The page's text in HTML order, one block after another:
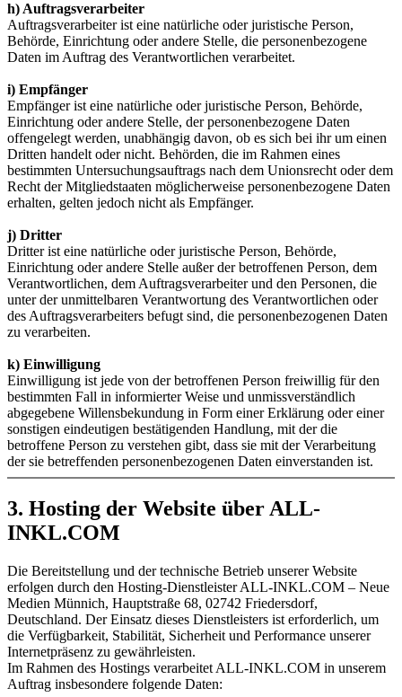
h) Auftragsverarbeiter
Auftragsverarbeiter ist eine natürliche oder juristische Person,
Behörde, Einrichtung oder andere Stelle, die personenbezogene
Daten im Auftrag des Verantwortlichen verarbeitet.
i) Empfänger
Empfänger ist eine natürliche oder juristische Person, Behörde,
Einrichtung oder andere Stelle, der personenbezogene Daten
offengelegt werden, unabhängig davon, ob es sich bei ihr um einen
Dritten handelt oder nicht. Behörden, die im Rahmen eines
bestimmten Untersuchungsauftrags nach dem Unionsrecht oder dem
Recht der Mitgliedstaaten möglicherweise personenbezogene Daten
erhalten, gelten jedoch nicht als Empfänger.
j) Dritter
Dritter ist eine natürliche oder juristische Person, Behörde,
Einrichtung oder andere Stelle außer der betroffenen Person, dem
Verantwortlichen, dem Auftragsverarbeiter und den Personen, die
unter der unmittelbaren Verantwortung des Verantwortlichen oder
des Auftragsverarbeiters befugt sind, die personenbezogenen Daten
zu verarbeiten.
k) Einwilligung
Einwilligung ist jede von der betroffenen Person freiwillig für den
bestimmten Fall in informierter Weise und unmissverständlich
abgegebene Willensbekundung in Form einer Erklärung oder einer
sonstigen eindeutigen bestätigenden Handlung, mit der die
betroffene Person zu verstehen gibt, dass sie mit der Verarbeitung
der sie betreffenden personenbezogenen Daten einverstanden ist.
3. Hosting der Website über ALL-
INKL.COM
Die Bereitstellung und der technische Betrieb unserer Website
erfolgen durch den Hosting-Dienstleister ALL-INKL.COM – Neue
Medien Münnich, Hauptstraße 68, 02742 Friedersdorf,
Deutschland. Der Einsatz dieses Dienstleisters ist erforderlich, um
die Verfügbarkeit, Stabilität, Sicherheit und Performance unserer
Internetpräsenz zu gewährleisten.
Im Rahmen des Hostings verarbeitet ALL-INKL.COM in unserem
Auftrag insbesondere folgende Daten: